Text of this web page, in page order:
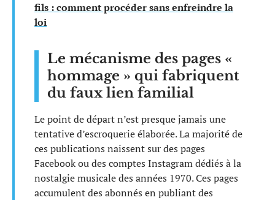
fils : comment procéder sans enfreindre la
loi
Le mécanisme des pages «
hommage » qui fabriquent
du faux lien familial
Le point de départ n’est presque jamais une
tentative d’escroquerie élaborée. La majorité de
ces publications naissent sur des pages
Facebook ou des comptes Instagram dédiés à la
nostalgie musicale des années 1970. Ces pages
accumulent des abonnés en publiant des